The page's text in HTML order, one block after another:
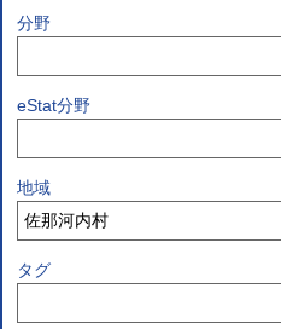
分野
eStat分野
地域
タグ